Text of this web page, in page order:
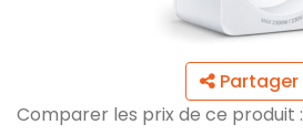
Partager
Comparer les prix de ce produit :